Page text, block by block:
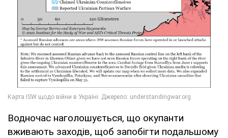
Водночас наголошується, що окупанти
вживають заходів, щоб запобігти подальшому